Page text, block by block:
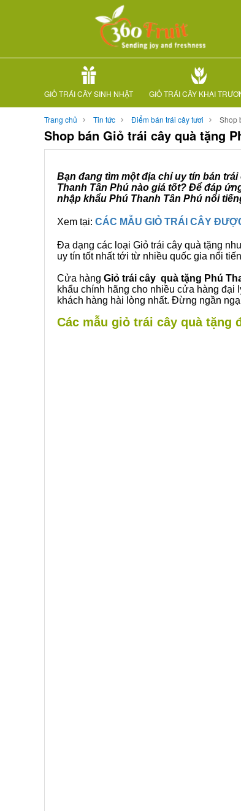
GIỎ TRÁI CÂY SINH NHẬT GIỎ TRÁI CÂY KHAI
Trang chủ Tin tức Điểm bán trái cây tươi Shop
Shop bán Giỏ trái cây quà tặng
Bạn đang tìm một địa chỉ uy tín bán
Thanh Tân Phú nào giá tốt? Để đáp
nhập khẩu Phú Thanh Tân Phú nổi
Xem tại: CÁC MẪU GIỎ TRÁI CÂY
Đa dạng các loại Giỏ trái cây quà tặng
uy tín tốt nhất tới từ nhiều quốc gia nổi
Cửa hàng Giỏ trái cây quà tặng Phú
khẩu chính hãng cho nhiều cửa hàng đại
khách hàng hài lòng nhất. Đừng ngần
Các mẫu giỏ trái cây quà tặng